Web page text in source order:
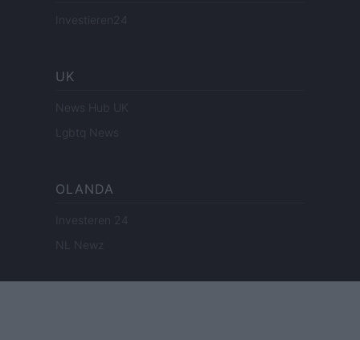
Investieren24
UK
News Hub UK
Lgbtq News
OLANDA
Investeren 24
NL Newz